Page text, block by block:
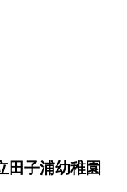
田子浦幼稚園